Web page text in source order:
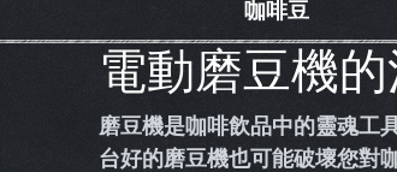
咖啡豆
電動磨豆機
磨豆機是咖啡飲品中的靈魂工
台好的磨豆機也可能破壞您對